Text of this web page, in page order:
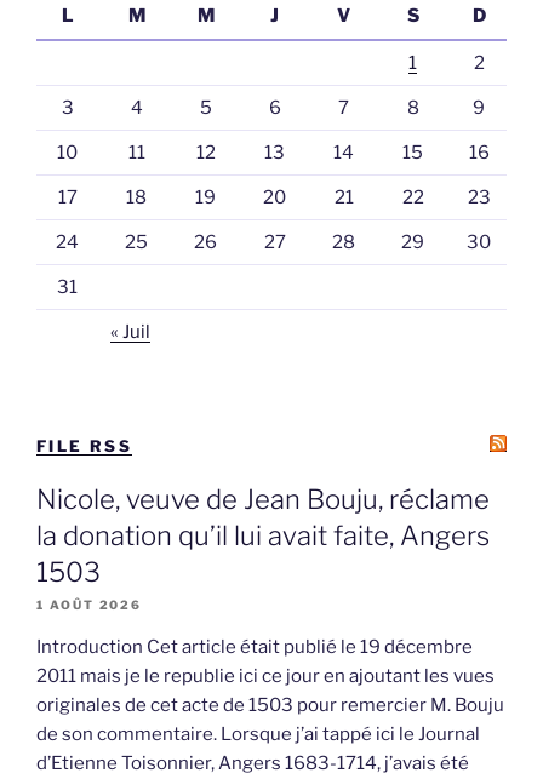
L
M M J V S D
1 2
3 4 5 6 7 8 9
10 11 12 13 14 15 16
17 18 19 20 21 22 23
24 25 26 27 28 29 30
31
« Juil
FILE RSS
Nicole, veuve de Jean Bouju, réclame
la donation qu’il lui avait faite, Angers
1503
1 AOÛT 2026
Introduction Cet article était publié le 19 décembre
2011 mais je le republie ici ce jour en ajoutant les vues
originales de cet acte de 1503 pour remercier M. Bouju
de son commentaire. Lorsque j’ai tappé ici le Journal
d’Etienne Toisonnier, Angers 1683-1714, j’avais été